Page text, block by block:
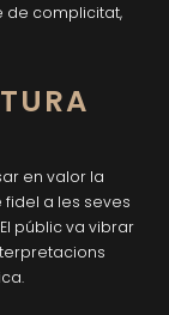
de complicitat,
en valor la
a les seves
públic va vibrar